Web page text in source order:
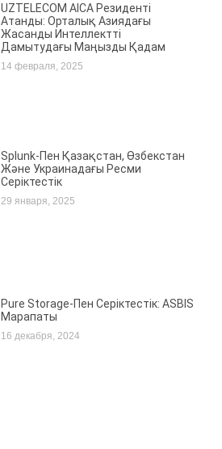
UZTELECOM AICA Резиденті
Атанды: Орталық Азиядағы
Жасанды Интеллектті
Дамытудағы Маңызды Қадам
14 февраля, 2025
Splunk-Пен Қазақстан, Өзбекстан
Және Украинадағы Ресми
Серіктестік
29 января, 2025
Pure Storage-Пен Серіктестік: ASBIS
Марапаты
16 декабря, 2024